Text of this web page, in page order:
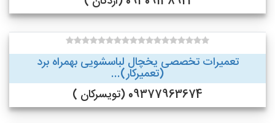
تعمیرات تخصصی یخچال لباسشویی بهمراه برد
(تعمیرکار)...
09377963674 (تویسرکان )